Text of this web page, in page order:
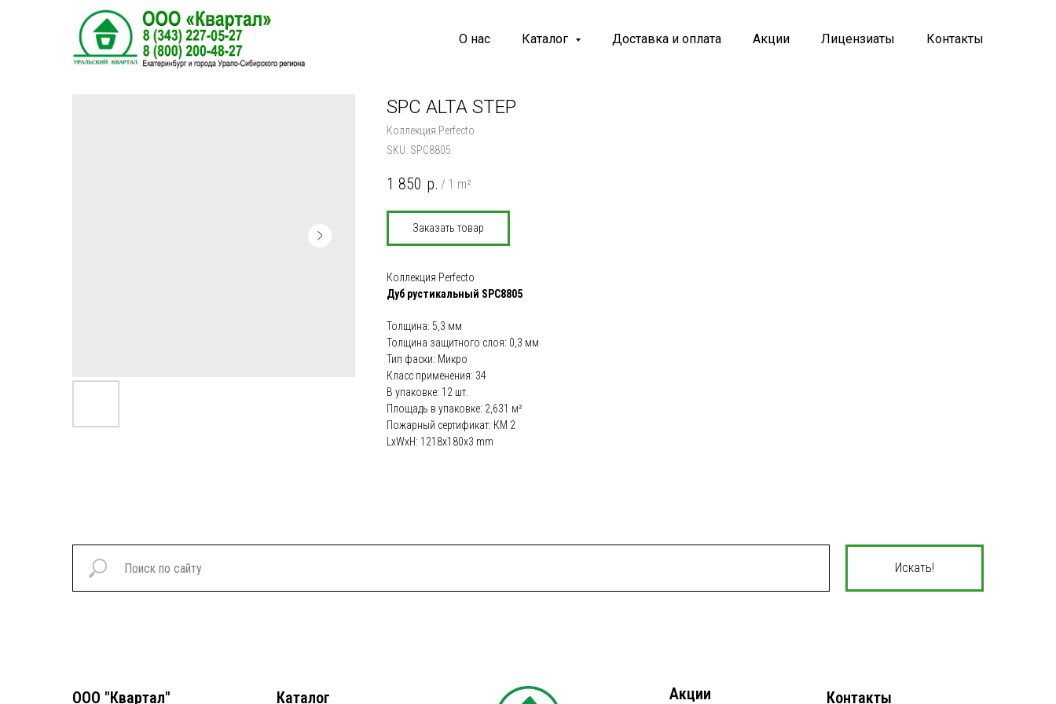
О нас Каталог Доставка и оплата Акции Лицензиаты Контакты
SPC ALTA STEP
Коллекция Perfecto
SKU: SPC8805
1 850 р. / 1 m²
Заказать товар
Коллекция Perfecto
Дуб рустикальный SPC8805
Толщина: 5,3 мм
Толщина защитного слоя: 0,3 мм
Тип фаски: Микро
Класс применения: 34
В упаковке: 12 шт.
Площадь в упаковке: 2,631 м²
Пожарный сертификат: КМ 2
LxWxH: 1218x180x3 mm
Искать!
ООО "Квартал" Каталог Контакты
Акции